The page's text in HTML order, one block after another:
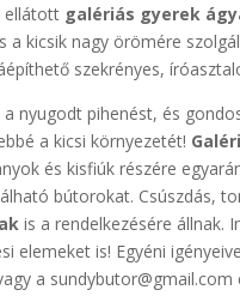
ellátott galériás gyerek
a kicsik nagy örömére
szekrényes,
nyugodt pihenést, és
a kicsi környezetét!
és kisfiúk részére
bútorokat. Csúszdás,
is a rendelkezésére állnak.
elemeket is! Egyéni
a sundybutor@gmail.com